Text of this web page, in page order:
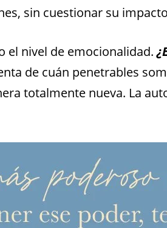
sin cuestionar su
el nivel de emocionalidad.
de cuán penetrables
totalmente nueva. La